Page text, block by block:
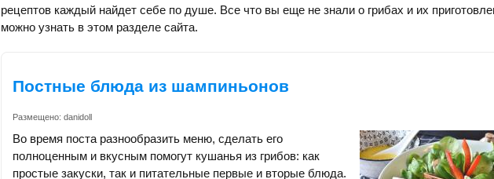
рецептов каждый найдет себе по душе. Все что вы еще не знали о грибах и их
можно узнать в этом разделе сайта.
Постные блюда из шампиньонов
Размещено: danidoll
Во время поста разнообразить меню, сделать его
полноценным и вкусным помогут кушанья из грибов: как
простые закуски, так и питательные первые и вторые блюда.